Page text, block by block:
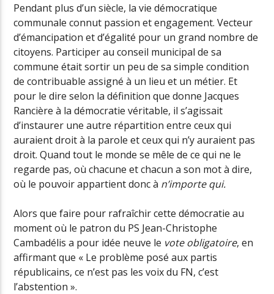
Pendant plus d’un siècle, la vie démocratique
communale connut passion et engagement. Vecteur
d’émancipation et d’égalité pour un grand nombre de
citoyens. Participer au conseil municipal de sa
commune était sortir un peu de sa simple condition
de contribuable assigné à un lieu et un métier. Et
pour le dire selon la définition que donne Jacques
Rancière à la démocratie véritable, il s’agissait
d’instaurer une autre répartition entre ceux qui
auraient droit à la parole et ceux qui n’y auraient pas
droit. Quand tout le monde se mêle de ce qui ne le
regarde pas, où chacune et chacun a son mot à dire,
où le pouvoir appartient donc à n’importe qui.
Alors que faire pour rafraîchir cette démocratie au
moment où le patron du PS Jean-Christophe
Cambadélis a pour idée neuve le vote obligatoire, en
affirmant que « Le problème posé aux partis
républicains, ce n’est pas les voix du FN, c’est
l’abstention ».